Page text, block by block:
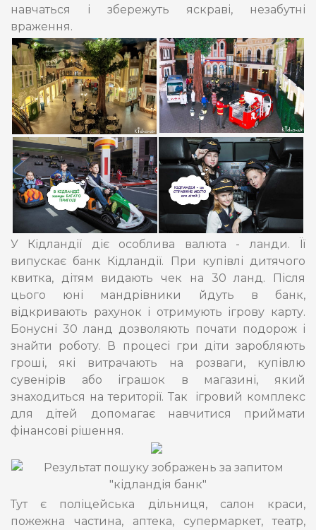
навчаться і збережуть яскраві, незабутні
враження.
У Кідландії діє особлива валюта - ланди. Її
випускає банк Кідландії. При купівлі дитячого
квитка, дітям видають чек на 30 ланд. Після
цього юні мандрівники йдуть в банк,
відкривають рахунок і отримують ігрову карту.
Бонусні 30 ланд дозволяють почати подорож і
знайти роботу. В процесі гри діти заробляють
гроші, які витрачають на розваги, купівлю
сувенірів або іграшок в магазині, який
знаходиться на території. Так ігровий комплекс
для дітей допомагає навчитися приймати
фінансові рішення.
Тут є поліцейська дільниця, салон краси,
пожежна частина, аптека, супермаркет, театр,